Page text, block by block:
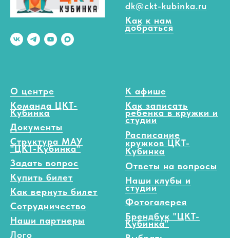
dk@ckt-kubinka.ru
Как к нам
добраться
О центре
Команда ЦКТ-
Кубинка
Документы
Структура МАУ
"ЦКТ-Кубинка"
Задать вопрос
Купить билет
Как вернуть билет
Сотрудничество
Наши партнеры
Лого
К афише
Как записать
ребенка в кружки и
студии
Расписание
кружков ЦКТ-
Кубинка
Ответы на вопросы
Наши клубы и
студии
Фотогалерея
Брендбук "ЦКТ-
Кубинка"